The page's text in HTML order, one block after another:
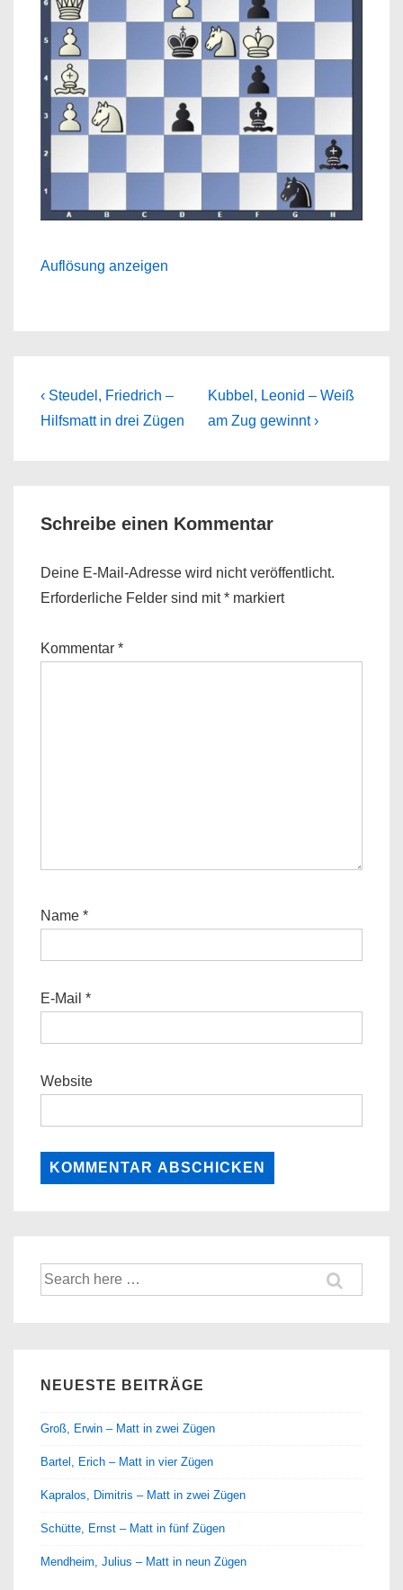
Auflösung anzeigen
Beitragsnavigation
Previous
Post
‹ Steudel, Friedrich –
Hilfsmatt in drei Zügen
Next
Post
Kubbel, Leonid – Weiß
am Zug gewinnt ›
Schreibe einen Kommentar
Deine E-Mail-Adresse wird nicht veröffentlicht.
Erforderliche Felder sind mit* markiert
Kommentar *
Name *
E-Mail *
Website
Suche
nach:
NEUESTE BEITRÄGE
Groß, Erwin – Matt in zwei Zügen
Bartel, Erich – Matt in vier Zügen
Kapralos, Dimitris – Matt in zwei Zügen
Schütte, Ernst – Matt in fünf Zügen
Mendheim, Julius – Matt in neun Zügen